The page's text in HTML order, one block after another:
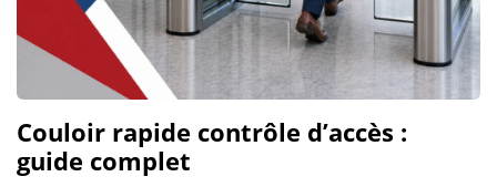
Couloir rapide contrôle d’accès :
guide complet